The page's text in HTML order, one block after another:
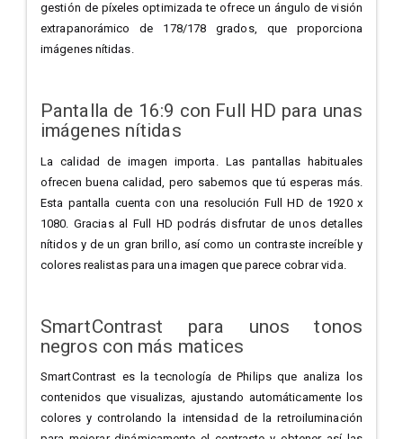
gestión de píxeles optimizada te ofrece un ángulo de visión
extrapanorámico de 178/178 grados, que proporciona
imágenes nítidas.
Pantalla de 16:9 con Full HD para unas
imágenes nítidas
La calidad de imagen importa. Las pantallas habituales
ofrecen buena calidad, pero sabemos que tú esperas más.
Esta pantalla cuenta con una resolución Full HD de 1920 x
1080. Gracias al Full HD podrás disfrutar de unos detalles
nítidos y de un gran brillo, así como un contraste increíble y
colores realistas para una imagen que parece cobrar vida.
SmartContrast para unos tonos
negros con más matices
SmartContrast es la tecnología de Philips que analiza los
contenidos que visualizas, ajustando automáticamente los
colores y controlando la intensidad de la retroiluminación